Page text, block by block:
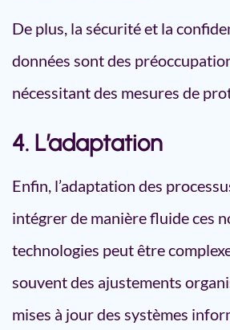
De plus, la sécurité et la
données sont des
nécessitant des mesures de
4. L’adaptation
Enfin, l’adaptation des
intégrer de manière fluide ces
technologies peut être
souvent des ajustements
mises à jour des systèmes